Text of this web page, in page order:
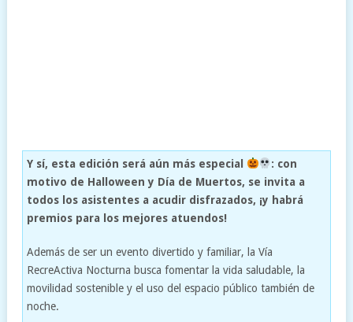
Y sí, esta edición será aún más especial
: con
motivo de Halloween y Día de Muertos, se invita a
todos los asistentes a acudir disfrazados, ¡y habrá
premios para los mejores atuendos!
Además de ser un evento divertido y familiar, la Vía
RecreActiva Nocturna busca fomentar la vida saludable, la
movilidad sostenible y el uso del espacio público también de
noche.